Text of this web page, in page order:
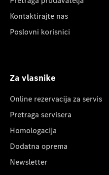
Kontaktirajte nas
Poslovni korisnici
Za vlasnike
Online rezervacija za servis
Pretraga servisera
Homologacija
Dodatna oprema
Newsletter